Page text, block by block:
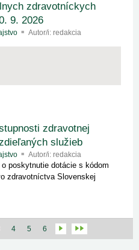
zdravotníckych
9. 2026
Autor/i: redakcia
zdravotnej
služieb
Autor/i: redakcia
poskytnutie dotácie s kódom
zdravotníctva Slovenskej
4 5 6